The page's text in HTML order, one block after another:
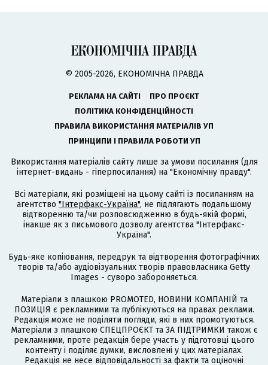
© 2005-2026, ЕКОНОМІЧНА ПРАВДА
РЕКЛАМА НА САЙТІ
ПРО ПРОЄКТ
ПОЛІТИКА КОНФІДЕНЦІЙНОСТІ
ПРАВИЛА ВИКОРИСТАННЯ МАТЕРІАЛІВ УП
ПРИНЦИПИ І ПРАВИЛА РОБОТИ УП
Використання матеріалів сайту лише за умови посилання (для
інтернет-видань - гіперпосилання) на "Економічну правду".
Всі матеріали, які розміщені на цьому сайті із посиланням на
агентство "Інтерфакс-Україна", не підлягають подальшому
відтворенню та/чи розповсюдженню в будь-якій формі,
інакше як з письмового дозволу агентства "Інтерфакс-
Україна".
Будь-яке копіювання, передрук та відтворення фотографічних
творів та/або аудіовізуальних творів правовласника Getty
Images - суворо забороняється.
Матеріали з плашкою PROMOTED, НОВИНИ КОМПАНІЙ та
ПОЗИЦІЯ є рекламними та публікуються на правах реклами.
Редакція може не поділяти погляди, які в них промотуються.
Матеріали з плашкою СПЕЦПРОЄКТ та ЗА ПІДТРИМКИ також є
рекламними, проте редакція бере участь у підготовці цього
контенту і поділяє думки, висловлені у цих матеріалах.
Редакція не несе відповідальності за факти та оціночні